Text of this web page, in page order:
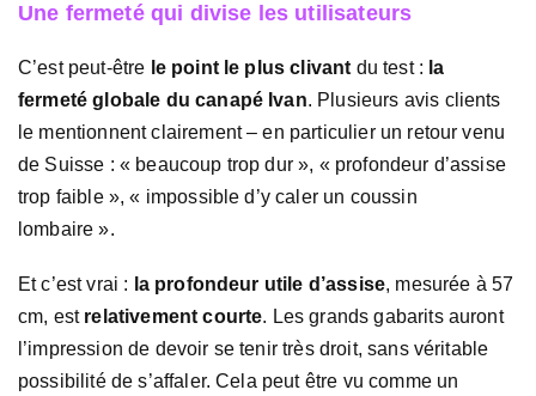
Une fermeté qui divise les utilisateurs
C’est peut-être le point le plus clivant du test : la
fermeté globale du canapé Ivan. Plusieurs avis clients
le mentionnent clairement – en particulier un retour venu
de Suisse : « beaucoup trop dur », « profondeur d’assise
trop faible », « impossible d’y caler un coussin
lombaire ».
Et c’est vrai : la profondeur utile d’assise, mesurée à 57
cm, est relativement courte. Les grands gabarits auront
l’impression de devoir se tenir très droit, sans véritable
possibilité de s’affaler. Cela peut être vu comme un